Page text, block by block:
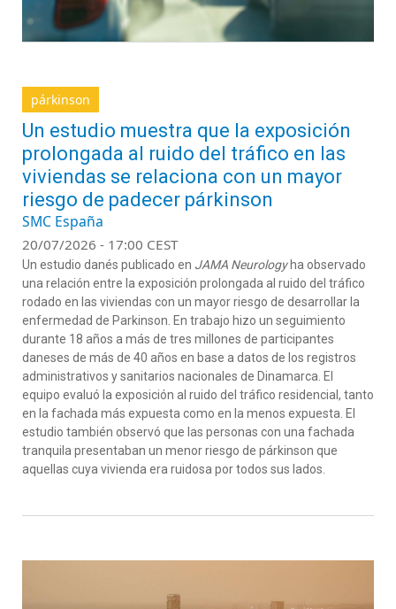
párkinson
Un estudio muestra que la exposición
prolongada al ruido del tráfico en las
viviendas se relaciona con un mayor
riesgo de padecer párkinson
SMC España
20/07/2026 - 17:00 CEST
Un estudio danés publicado en JAMA Neurology ha observado
una relación entre la exposición prolongada al ruido del tráfico
rodado en las viviendas con un mayorriesgo de desarrollar la
enfermedad de Parkinson. En trabajo hizo un seguimiento
durante 18 años a más de tres millones de participantes
daneses de más de 40 años en base a datos de los registros
administrativos y sanitarios nacionales de Dinamarca El
equipo evaluó la exposición al ruido del tráfico residencial, tanto
en la fachada más expuesta como en la menos expuesta. El
estudio también observó que l as personas con una fachada
tranquila presentaban un menor riesgo de párkinson que
aquellas cuya vivienda era ruidosa por todos sus lados.